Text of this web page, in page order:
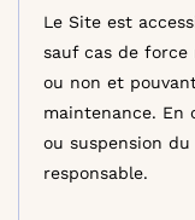
Le Site est
sauf cas de
ou non et
maintenance.
ou suspension
responsable.